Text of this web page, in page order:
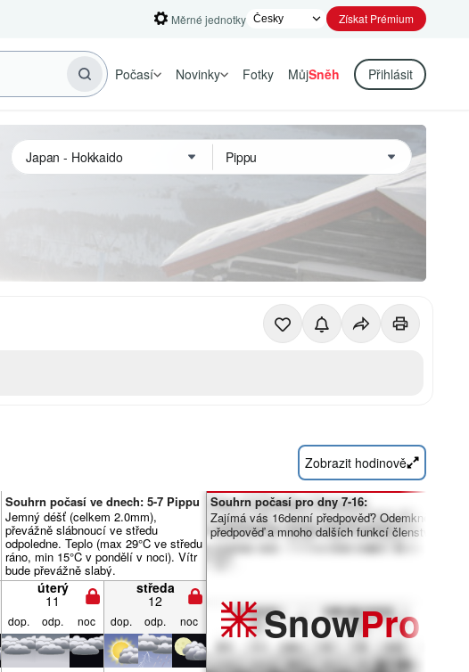
Měrné jednotky Získat Prémium
Počasí Novinky Fotky MůjSněh Přihlásit
Zobrazit hodinově
Souhrn počasí ve dnech: 5-7 Pippu
Jemný déšť (celkem 2.0mm),
převážně slábnoucí ve středu
odpoledne. Teplo (max 29°C ve středu
ráno, min 15°C v pondělí v noci). Vítr
bude převážně slabý.
úterý
11
středa
12
dop. odp. noc dop. odp. noc
Souhrn počasí pro dny 7-16:
Zajímá vás 16denní předpověď? Odemkněte
předpověď a mnoho dalších funkcí členstvím Pro.
SnowPro